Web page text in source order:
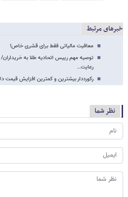
خبرهای مرتبط
معافیت‌ مالیاتی فقط برای قشری خاص!
توصیه مهم رییس اتحادیه طلا به خریداران/
رعایت…
رکورددار بیشترین و کمترین افزایش
نظر شما